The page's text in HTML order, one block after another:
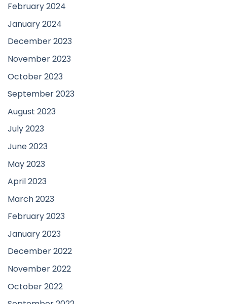
February 2024
January 2024
December 2023
November 2023
October 2023
September 2023
August 2023
July 2023
June 2023
May 2023
April 2023
March 2023
February 2023
January 2023
December 2022
November 2022
October 2022